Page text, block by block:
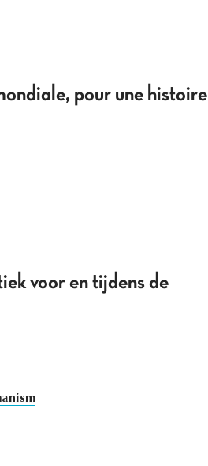
pour une histoire
voor en tijdens de